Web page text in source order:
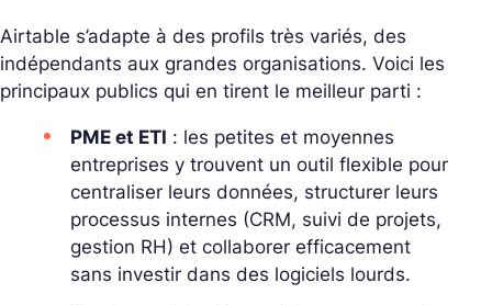
Airtable s’adapte à des profils très variés, des
indépendants aux grandes organisations. Voici les
principaux publics qui en tirent le meilleur parti :
PME et ETI : les petites et moyennes
entreprises y trouvent un outil flexible pour
centraliser leurs données, structurer leurs
processus internes (CRM, suivi de projets,
gestion RH) et collaborer efficacement
sans investir dans des logiciels lourds.